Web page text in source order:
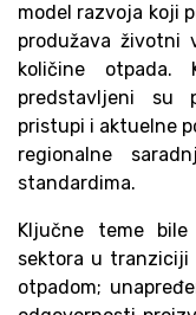
model razvoja koji
produžava životni
količine otpada.
predstavljeni su
pristupi i aktuelne
regionalne
standardima.
Ključne teme
sektora u tranziciji
otpadom;